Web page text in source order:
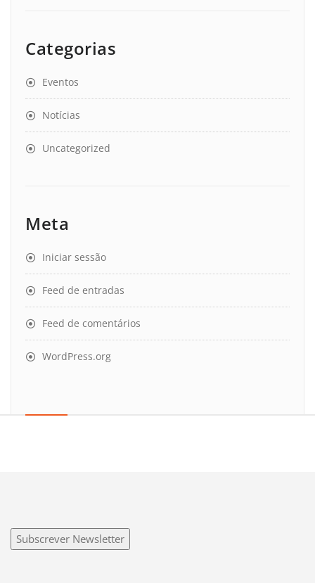
Categorias
Eventos
Notícias
Uncategorized
Meta
Iniciar sessão
Feed de entradas
Feed de comentários
WordPress.org
Subscrever Newsletter